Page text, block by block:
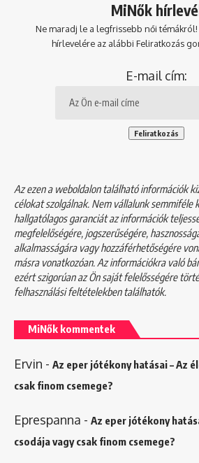
MiNők
Ne maradj le a legfrissebb női témákról!
hírlevelére az alábbi Feliratkozás
E-mail cím:
Az ezen a weboldalon található információk
célokat szolgálnak. Nem vállalunk semmiféle
hallgatólagos garanciát az információk
megfelelőségére, jogszerűségére,
alkalmasságára vagy hozzáférhetőségére
másra vonatkozóan. Az információkra való
ezért szigorúan az Ön saját felelősségére
felhasználási feltételekbentalálhatók.
MiNők kommentek
Ervin - Az eper jótékony hatásai – Az
csak finom csemege?
Eprespanna - Az eper jótékony
csodája vagy csak finom csemege?